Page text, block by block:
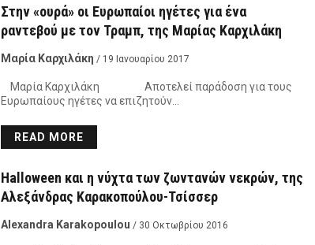
Στην «ουρά» οι Ευρωπαίοι ηγέτες για ένα
ραντεβού με τον Τραμπ, της Μαρίας Καρχιλάκη
Μαρία Καρχιλάκη / 19 Ιανουαρίου 2017
Μαρία Καρχιλάκη Αποτελεί παράδοση για τους
Eυρωπαίους ηγέτες να επιζητούν…
READ MORE
Halloween και η νύχτα των ζωντανών νεκρών, της
Αλεξάνδρας Καρακοπούλου-Τσίσσερ
Alexandra Karakopoulou / 30 Οκτωβρίου 2016